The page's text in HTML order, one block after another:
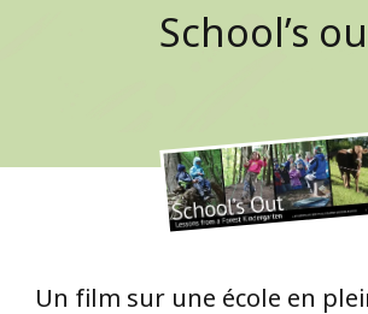
School’s
Un film sur une école en